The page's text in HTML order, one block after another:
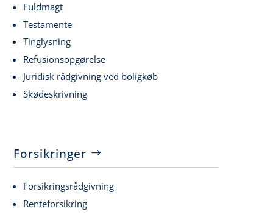
Fuldmagt
Testamente
Tinglysning
Refusionsopgørelse
Juridisk rådgivning ved boligkøb
Skødeskrivning
Forsikringer
Forsikringsrådgivning
Renteforsikring